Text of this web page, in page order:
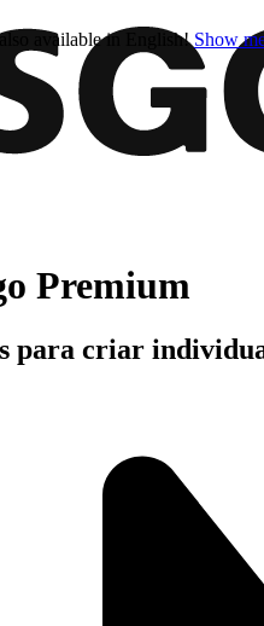
also available in English! Show
Premium
para criar